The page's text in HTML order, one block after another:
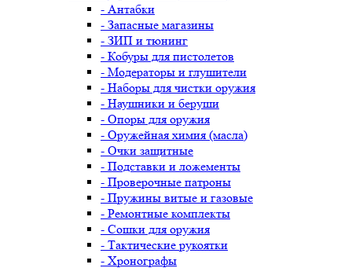
- Антабки
- Запасные магазины
- ЗИП и тюнинг
- Кобуры для пистолетов
- Модераторы и глушители
- Наборы для чистки оружия
- Наушники и беруши
- Опоры для оружия
- Оружейная химия (масла)
- Очки защитные
- Подставки и ложементы
- Проверочные патроны
- Пружины витые и газовые
- Ремонтные комплекты
- Сошки для оружия
- Тактические рукоятки
- Хронографы